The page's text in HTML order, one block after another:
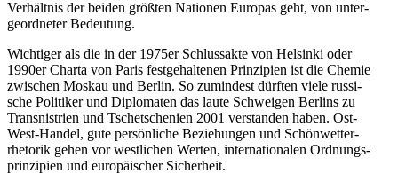
Ver­hält­nis der beiden größten Natio­nen Europas geht, von unter­
ge­ord­ne­ter Bedeutung.
Wich­ti­ger als die in der 1975er Schluss­akte von Hel­sinki oder
1990er Charta von Paris fest­ge­hal­te­nen Prin­zi­pien ist die Chemie
zwi­schen Moskau und Berlin. So zumin­dest dürften viele rus­si­
sche Poli­ti­ker und Diplo­ma­ten das laute Schwei­gen Berlins zu
Trans­nis­trien und Tsche­tsche­nien 2001 ver­stan­den haben. Ost-
West-Handel, gute per­sön­li­che Bezie­hun­gen und Schön­wet­ter­
rhe­to­rik gehen vor west­li­chen Werten, inter­na­tio­na­len Ord­nungs­
prin­zi­pien und euro­päi­scher Sicherheit.